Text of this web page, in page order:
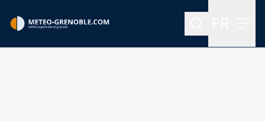
Rechercher